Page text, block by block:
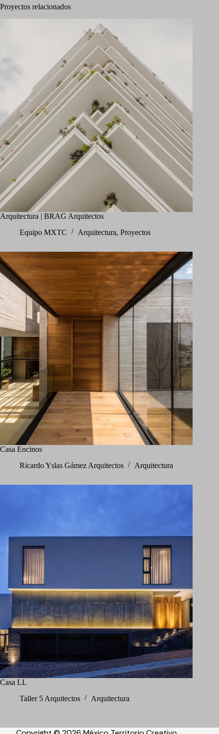
Proyectos relacionados
Arquitectura | BRAG Arquitectos
Equipo MXTC
Arquitectura, Proyectos
Casa Encinos
Ricardo Yslas Gámez Arquitectos
Arquitectura
Casa LL
Taller 5 Arquitectos
Arquitectura